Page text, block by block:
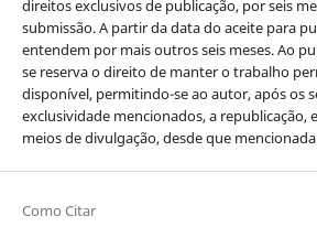
direitos exclusivos de publicação, por seis
submissão. A partir da data do aceite para
entendem por mais outros seis meses. Ao
se reserva o direito de manter o trabalho
disponível, permitindo-se ao autor, após os
exclusividade mencionados, a republicação,
meios de divulgação, desde que
Como Citar